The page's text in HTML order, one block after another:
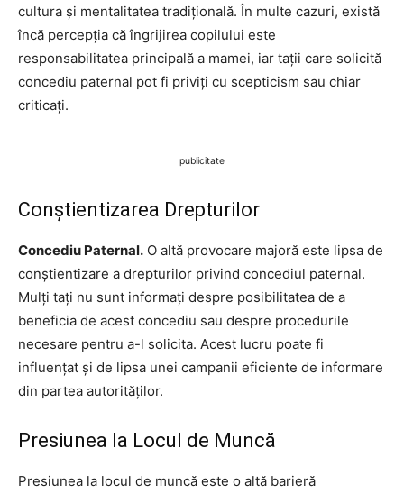
cultura și mentalitatea tradițională. În multe cazuri, există
încă percepția că îngrijirea copilului este
responsabilitatea principală a mamei, iar tații care solicită
concediu paternal pot fi priviți cu scepticism sau chiar
criticați.
publicitate
Conștientizarea Drepturilor
Concediu Paternal. O altă provocare majoră este lipsa de
conștientizare a drepturilor privind concediul paternal.
Mulți tați nu sunt informați despre posibilitatea de a
beneficia de acest concediu sau despre procedurile
necesare pentru a-l solicita. Acest lucru poate fi
influențat și de lipsa unei campanii eficiente de informare
din partea autorităților.
Presiunea la Locul de Muncă
Presiunea la locul de muncă este o altă barieră